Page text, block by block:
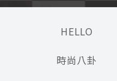
HELLO
時尚八卦